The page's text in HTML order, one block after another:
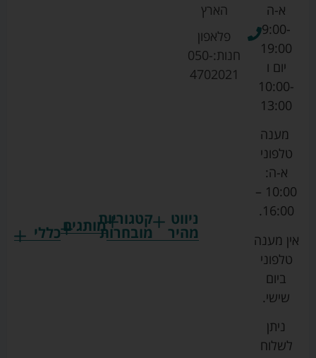
ניווט
מהיר
קטגוריות
מובחרותמותגים
גרקו
כללי
הארץ
פלאפון
חנות:050-
4702021
א-ה
9:00-
19:00
יום ו
10:00-
13:00
מענה
טלפוני
א-ה:
10:00 –
16:00.
אין מענה
טלפוני
ביום
שישי.
ניתן
לשלוח